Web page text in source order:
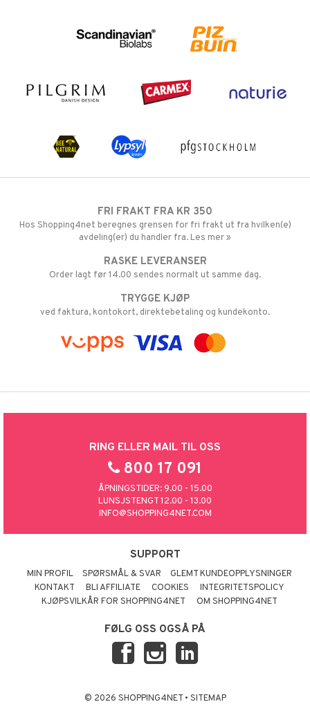
FRI FRAKT FRA KR 350
Hos Shopping4net beregnes grensen for fri frakt ut fra hvilken(e)
avdeling(er) du handler fra. Les mer »
RASKE LEVERANSER
Order lagt før 14.00 sendes normalt ut samme dag.
TRYGGE KJØP
ved faktura, kontokort, direktebetaling og kundekonto.
RING ELLER MAIL TIL OSS
800 17 091
ÅPNINGSTIDER: 9.00 - 15.00
LUNSJSTENGT 12.00 - 13.00
INFO@SHOPPING4NET.COM
SUPPORT
MIN PROFIL SPØRSMÅL & SVAR
GLEMT KUNDEOPPLYSNINGER
KONTAKT
BLI AFFILIATE COOKIES
INTEGRITETSPOLICY
KJØPSVILKÅR FOR SHOPPING4NET
OM SHOPPING4NET
FØLG OSS OGSÅ PÅ
© 2026 SHOPPING4NET • SITEMAP